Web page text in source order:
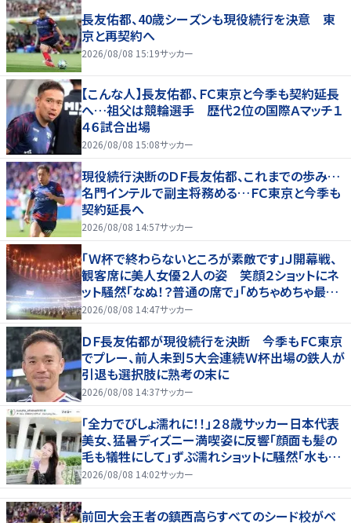
長友佑都、40歳シーズンも現役続行を決意 東
京と再契約へ
2026/08/08 15:19サッカー
【こんな人】長友佑都、ＦＣ東京と今季も契約延長
へ…祖父は競輪選手 歴代２位の国際Ａマッチ１
４６試合出場
2026/08/08 15:08サッカー
現役続行決断のＤＦ長友佑都、これまでの歩み…
名門インテルで副主将務める…ＦＣ東京と今季も
契約延長へ
2026/08/08 14:57サッカー
「Ｗ杯で終わらないところが素敵です」Ｊ開幕戦、
観客席に美人女優２人の姿 笑顔２ショットにネ
ット騒然「なぬ！？普通の席で」「めちゃめちゃ最上
級に可愛すぎ」
2026/08/08 14:47サッカー
ＤＦ長友佑都が現役続行を決断 今季もＦＣ東京
でプレー、前人未到５大会連続Ｗ杯出場の鉄人が
引退も選択肢に熟考の末に
2026/08/08 14:37サッカー
「全力でびしょ濡れに！！」２８歳サッカー日本代表
美女、猛暑ディズニー満喫姿に反響「顔面も髪の
毛も犠牲にして」ずぶ濡れショットに騒然「水も滴
る」「女優さんかと」
2026/08/08 14:02サッカー
前回大会王者の鎮西高らすべてのシード校がベ